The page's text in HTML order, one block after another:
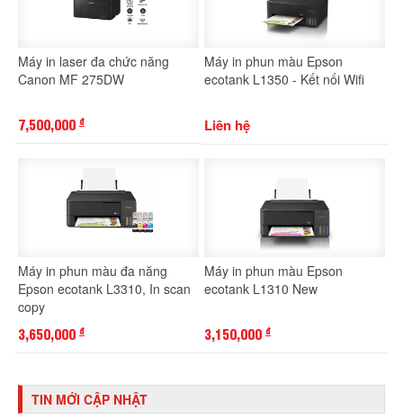
Máy in laser đa chức năng
Canon MF 275DW
7,500,000 đ
Máy in phun màu Epson
ecotank L1350 - Kết nối Wifi
Liên hệ
Máy in phun màu đa năng
Epson ecotank L3310, In scan
copy
3,650,000 đ
Máy in phun màu Epson
ecotank L1310 New
3,150,000 đ
TIN MỚI CẬP NHẬT